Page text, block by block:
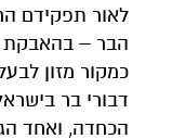
לאור תפקידם
הבר – בהאבקת
כמקור מזון
דבורי בר
הכחדה, ואחד